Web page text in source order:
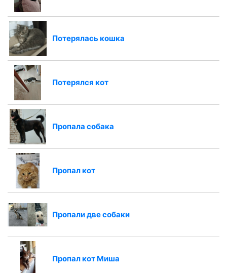
Потерялась кошка
Потерялся кот
Пропала собака
Пропал кот
Пропали две собаки
Пропал кот Миша